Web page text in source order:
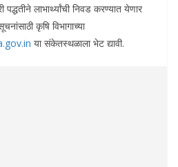
पद्धतीने लाभार्थ्यांची निवड करण्यात येणार
कृषि विभागाच्या
या संकेतस्थळाला भेट द्यावी.